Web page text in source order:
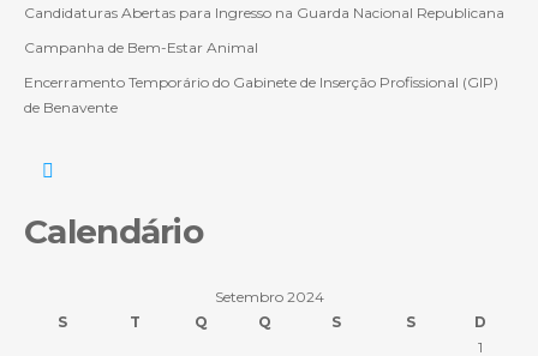
Candidaturas Abertas para Ingresso na Guarda Nacional Republicana
Campanha de Bem-Estar Animal
Encerramento Temporário do Gabinete de Inserção Profissional (GIP)
de Benavente
Calendário
Setembro 2024
S
T Q Q S S
D
1